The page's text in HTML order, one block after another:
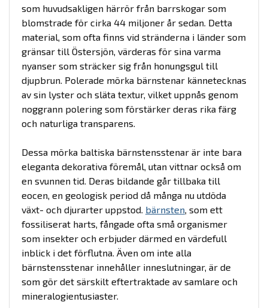
som huvudsakligen härrör från barrskogar som
blomstrade för cirka 44 miljoner år sedan. Detta
material, som ofta finns vid stränderna i länder som
gränsar till Östersjön, värderas för sina varma
nyanser som sträcker sig från honungsgul till
djupbrun. Polerade mörka bärnstenar kännetecknas
av sin lyster och släta textur, vilket uppnås genom
noggrann polering som förstärker deras rika färg
och naturliga transparens.
Dessa mörka baltiska bärnstensstenar är inte bara
eleganta dekorativa föremål, utan vittnar också om
en svunnen tid. Deras bildande går tillbaka till
eocen, en geologisk period då många nu utdöda
växt- och djurarter uppstod. bärnsten, som ett
fossiliserat harts, fångade ofta små organismer
som insekter och erbjuder därmed en värdefull
inblick i det förflutna. Även om inte alla
bärnstensstenar innehåller inneslutningar, är de
som gör det särskilt eftertraktade av samlare och
mineralogientusiaster.